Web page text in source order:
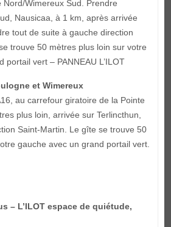
Nord/Wimereux Sud. Prendre
Nausicaa, à 1 km, après arrivée
tout de suite à gauche direction
trouve 50 mètres plus loin sur votre
portail vert – PANNEAU L’ILOT
et Wimereux
au carrefour giratoire de la Pointe
plus loin, arrivée sur Terlincthun,
Saint-Martin. Le gîte se trouve 50
gauche avec un grand portail vert.
– L’ILOT espace de quiétude,